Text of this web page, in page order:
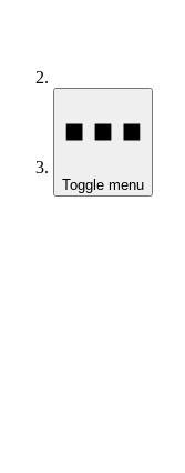
Toggle menu